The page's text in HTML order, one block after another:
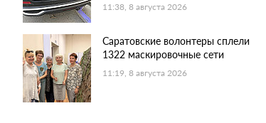
11:38, 8 августа 2026
Саратовские волонтеры сплели
1322 маскировочные сети
11:19, 8 августа 2026